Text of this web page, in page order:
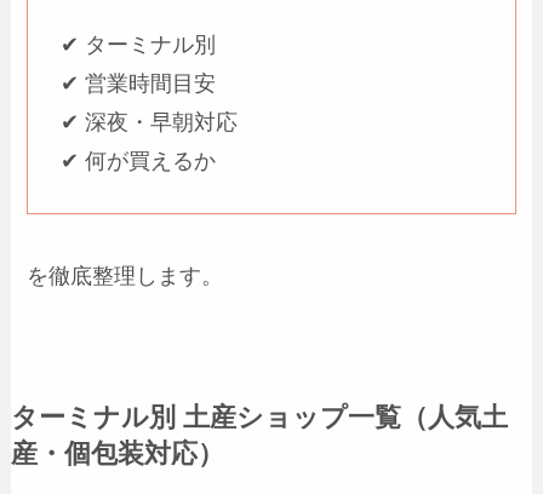
✔ ターミナル別
✔ 営業時間目安
✔ 深夜・早朝対応
✔ 何が買えるか
を徹底整理します。
ターミナル別 土産ショップ一覧（人気土
産・個包装対応）